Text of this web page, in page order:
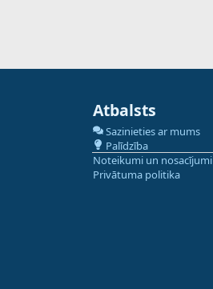
Atbalsts
Sazinieties ar mums
Palīdzība
Noteikumi un nosacījumi
Privātuma politika